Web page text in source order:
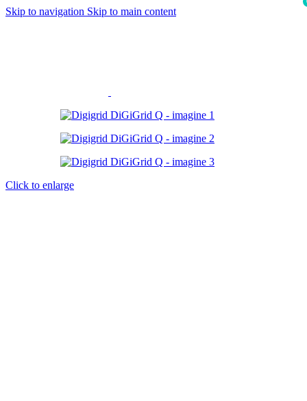
Skip to navigation Skip to main content
Click to enlarge